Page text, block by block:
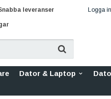
Logga in
leveranser
Dator & Laptop